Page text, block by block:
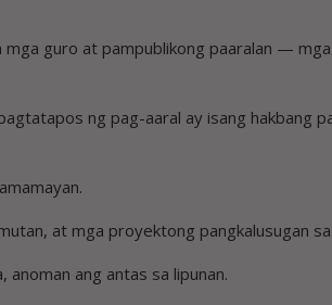
guro at pampublikong paaralan —
ng pag-aaral ay isang hakbang
at mga proyektong pangkalusugan
anoman ang antas sa lipunan.